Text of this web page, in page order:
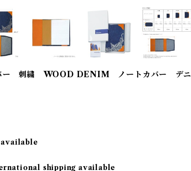
バー 刺繍 WOOD DENIM ノートカバー デニ
shipping available